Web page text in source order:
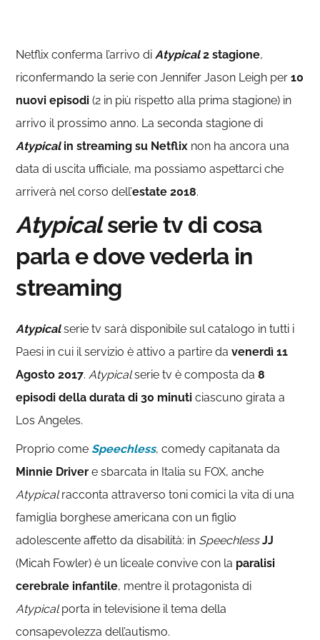
Netflix conferma l’arrivo diAtypical2 stagione,
riconfermando la serie con Jennifer Jason Leigh per10
nuovi episodi (2 in più rispetto alla prima stagione) in
arrivo il prossimo anno. La seconda stagione di
Atypicalin streaming su Netflix non ha ancora una
data di uscita ufficiale, ma possiamo aspettarci che
arriverà nel corso dell’estate 2018.
Atypicalserie tv di cosa
parla e dove vederla in
streaming
Atypicalserie tv sarà disponibile sul catalogo in tutti i
Paesi in cui il servizio è attivo a partire davenerdì 11
Agosto 2017.Atypicalserie tv è composta da8
episodi della durata di 30 minuti ciascuno girata a
Los Angeles.
Proprio come Speechless, comedy capitanata da
Minnie Driver e sbarcata in Italia su FOX, anche
Atypicalracconta attraverso toni comici la vita di una
famiglia borghese americana con un figlio
adolescente affetto da disabilità: in Speechless JJ
(Micah Fowler) è un liceale convive con la paralisi
cerebrale infantile, mentre il protagonista di
Atypicalporta in televisione il tema della
consapevolezza dell’autismo.